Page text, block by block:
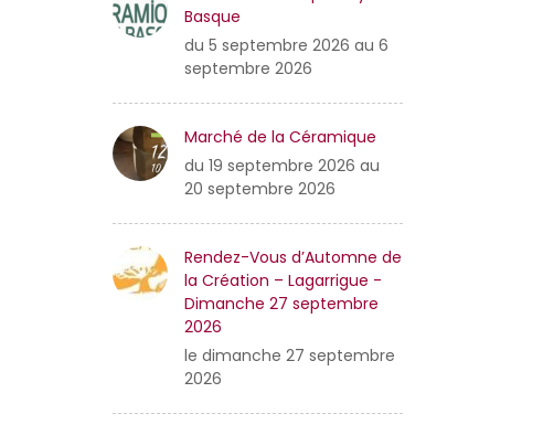
Basque
du 5 septembre 2026 au 6
septembre 2026
Marché de la Céramique
du 19 septembre 2026 au
20 septembre 2026
Rendez-Vous d’Automne de
la Création – Lagarrigue -
Dimanche 27 septembre
2026
le dimanche 27 septembre
2026